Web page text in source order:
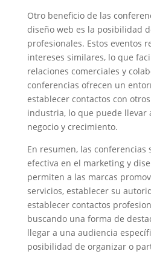
Otro beneficio de las
diseño web es la posibilidad
profesionales. Estos eventos
intereses similares, lo que
relaciones comerciales y
conferencias ofrecen un
establecer contactos con
industria, lo que puede llevar
negocio y crecimiento.
En resumen, las
efectiva en el marketing y
permiten a las marcas
servicios, establecer su
establecer contactos
buscando una forma de
llegar a una audiencia
posibilidad de organizar o